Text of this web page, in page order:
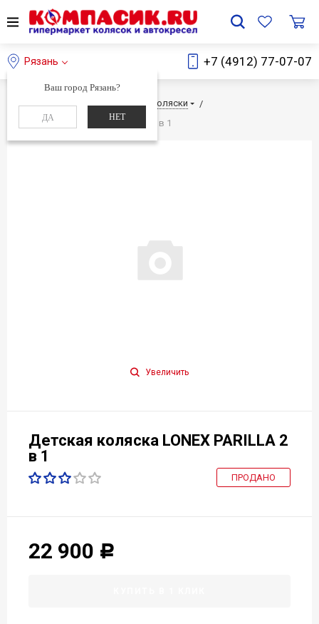
Рязань
Ваш город Рязань?
ДА НЕТ
+7 (4912) 77-07-07
Главная Каталог
Детские коляски
Детская коляска LONEX PARILLA 2 в 1
Увеличить
Детская коляска LONEX PARILLA 2
в 1
ПРОДАНО
22 900 Р